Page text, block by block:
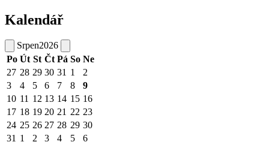
Kalendář
Srpen2026
Po Út St Čt Pá So Ne
27 28 29 30 31 1
2
3
4 5 6 7 8
9
10 11 12 13 14 15 16
17 18 19 20 21 22 23
24 25 26 27 28 29 30
31 1 2 3 4 5 6